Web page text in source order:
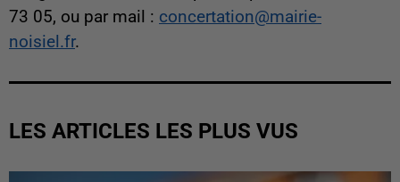
73 05, ou par mail : concertation@mairie-
noisiel.fr.
LES ARTICLES LES PLUS VUS